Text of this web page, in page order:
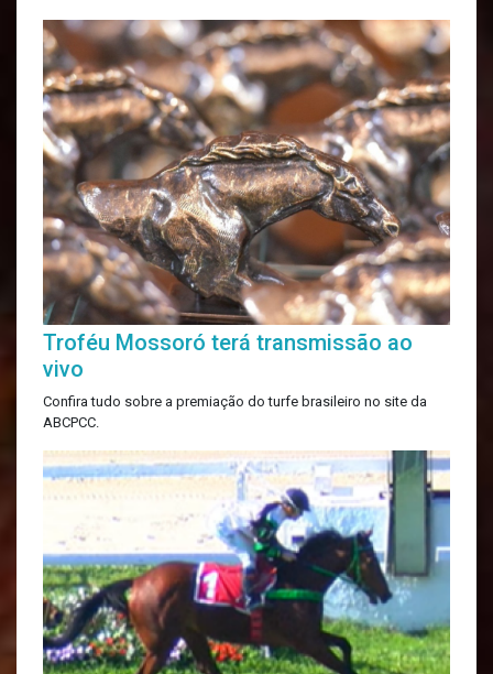
Troféu Mossoró terá transmissão ao
vivo
Confira tudo sobre a premiação do turfe brasileiro no site da
ABCPCC.